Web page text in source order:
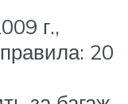
г.,
20